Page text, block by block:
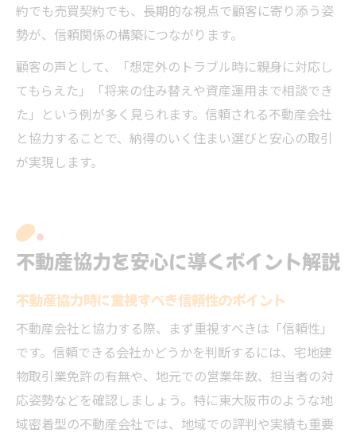
約でも売買契約でも、長期的な視点で顧客に寄り添う姿
勢が、信頼関係の構築につながります。
顧客の声として、「想定外のトラブル時に親身に対応し
てもらえた」「将来の住み替えや資産運用まで相談でき
た」という例が多く見られます。信頼される不動産会社
と協力することで、納得のいく住まい選びと安心の取引
が実現します。
不動産協力を安心に導くポイント解説
不動産協力時に重視すべき信頼性のポイント
不動産会社と協力する際、まず重視すべきは「信頼性」
です。信頼できる会社かどうかを判断するには、宅地建
物取引業免許の有無や、地元での営業年数、担当者の対
応姿勢などを確認しましょう。特に東大阪市のような地
域密着型の不動産会社では、地域での評判や実績も重要